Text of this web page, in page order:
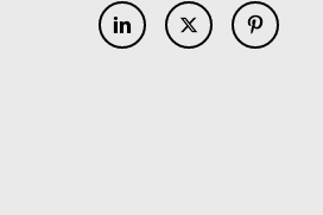
linkedinx pinterest